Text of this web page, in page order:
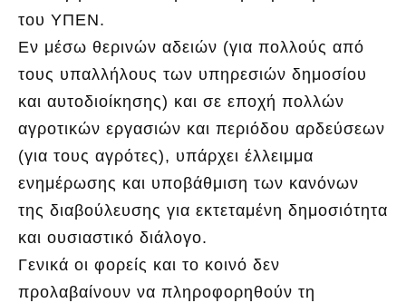
του ΥΠΕΝ.
Εν μέσω θερινών αδειών (για πολλούς από
τους υπαλλήλους των υπηρεσιών δημοσίου
και αυτοδιοίκησης) και σε εποχή πολλών
αγροτικών εργασιών και περιόδου αρδεύσεων
(για τους αγρότες), υπάρχει έλλειμμα
ενημέρωσης και υποβάθμιση των κανόνων
της διαβούλευσης για εκτεταμένη δημοσιότητα
και ουσιαστικό διάλογο.
Γενικά οι φορείς και το κοινό δεν
προλαβαίνουν να πληροφορηθούν τη